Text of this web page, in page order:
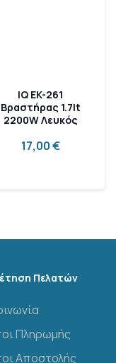
IQ EK-261
Βραστήρας 1.7lt
2200W Λευκός
17,00€
Πελατών
Πληρωμής
Αποστολής